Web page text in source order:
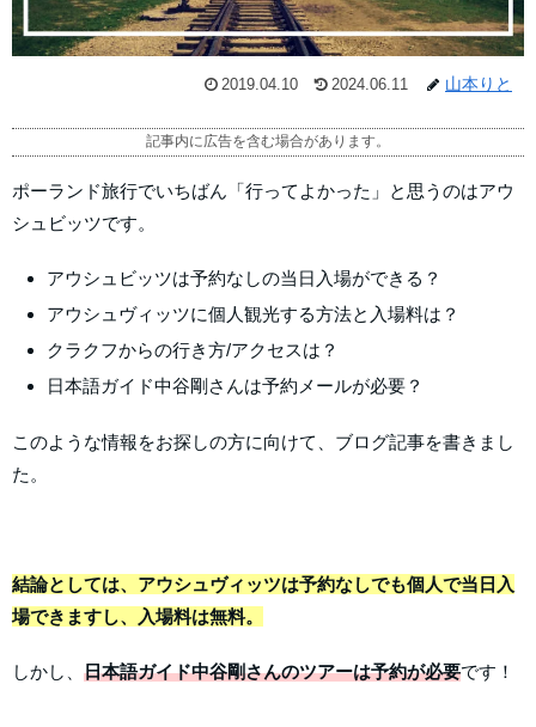
2019.04.10 2024.06.11 山本りと
記事内に広告を含む場合があります。
ポーランド旅行でいちばん「行ってよかった」と思うのはアウ
シュビッツです。
アウシュビッツは予約なしの当日入場ができる？
アウシュヴィッツに個人観光する方法と入場料は？
クラクフからの行き方/アクセスは？
日本語ガイド中谷剛さんは予約メールが必要？
このような情報をお探しの方に向けて、ブログ記事を書きまし
た。
結論としては、アウシュヴィッツは予約なしでも個人で当日入
場できますし、入場料は無料。
しかし、 日本語ガイド中谷剛さんのツアーは予約が必要です！